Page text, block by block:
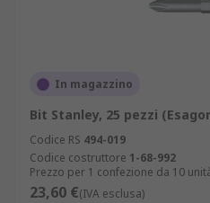
In magazzino
Bit Stanley, 25 pezzi
Codice RS 494-019
Codice costruttore 1-68-992
Prezzo per 1 confezione da 10
23,60 €(IVA esclusa)